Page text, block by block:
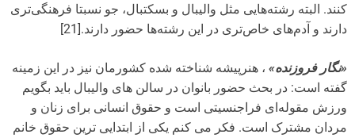
کنند. البته رشته‌هایی مثل والیبال و بسکتبال، جو نسبتا فرهنگی‌تری
دارند و آدم‌های خاص‌تری در این رشته‌ها حضور دارند.[21]
«نگار فروزنده» ، هنرپیشه شناخته شده کشورمان نیز در این زمینه
گفته است: در بحث حضور بانوان در سالن های والیبال باید بگویم
ورزش مقوله‌ای فراجنسیتی است و حقوق انسانی برای زنان و
مردان مشترک است. فکر می کنم یکی از ابتدایی ترین حقوق خانم